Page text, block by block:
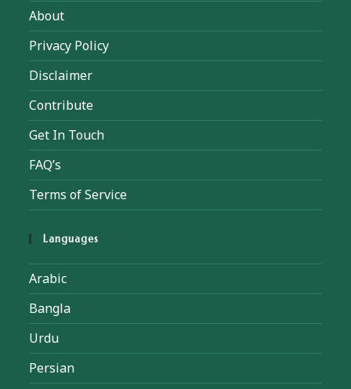
About
Privacy Policy
Disclaimer
Contribute
Get In Touch
FAQ’s
Terms of Service
Languages
Arabic
Bangla
Urdu
Persian